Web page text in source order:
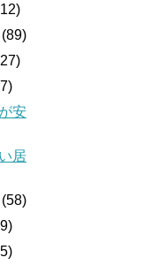
(89)
安
居
(58)